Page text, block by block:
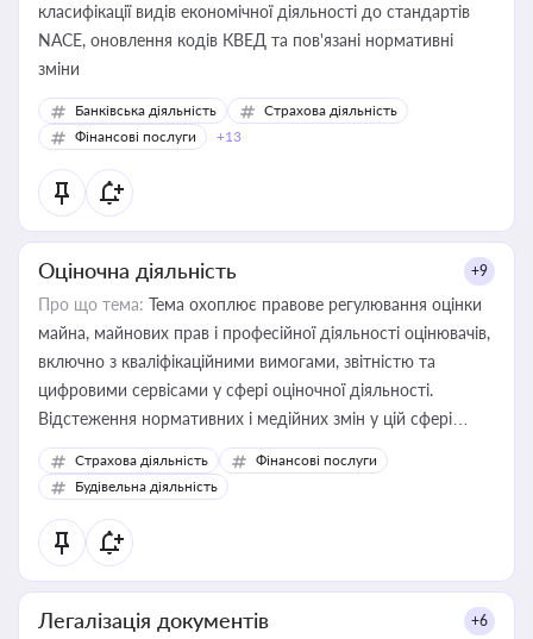
класифікації видів економічної діяльності до стандартів
NACE, оновлення кодів КВЕД та пов'язані нормативні
зміни
Банківська діяльність
Страхова діяльність
Фінансові послуги
+13
Оціночна діяльність +9
Про що тема: Тема охоплює правове регулювання оцінки
майна, майнових прав і професійної діяльності оцінювачів,
включно з кваліфікаційними вимогами, звітністю та
цифровими сервісами у сфері оціночної діяльності.
Відстеження нормативних і медійних змін у цій сфері
корисне для власника бізнесу, керівника, юриста або
бухгалтера під час оподаткування, приватизації, оренди
державного майна, корпоративних угод і перевірки
статусу суб'єктів оціночної діяльності
Страхова діяльність
Фінансові послуги
Будівельна діяльність
Легалізація документів +6